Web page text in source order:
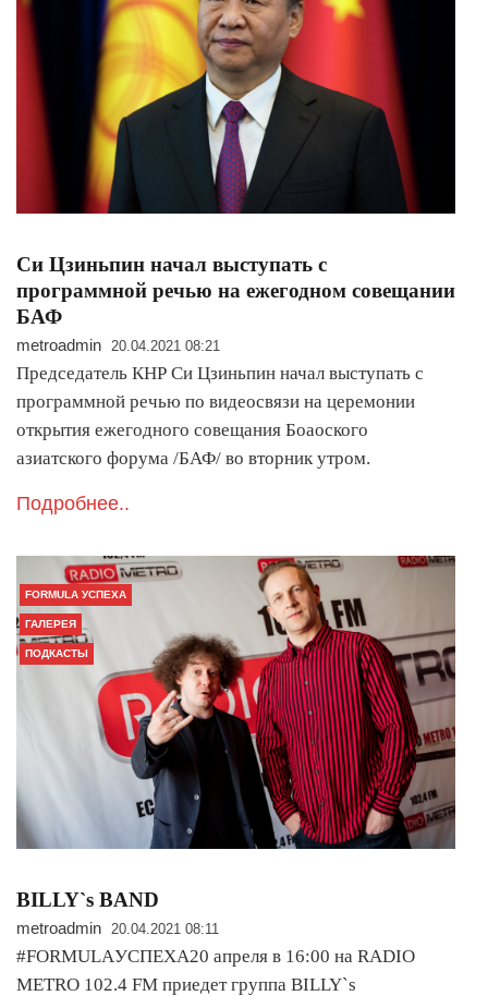
Си Цзиньпин начал выступать с
программной речью на ежегодном совещании
БАФ
metroadmin 20.04.2021 08:21
Председатель КНР Си Цзиньпин начал выступать с
программной речью по видеосвязи на церемонии
открытия ежегодного совещания Боаоского
азиатского форума /БАФ/ во вторник утром.
Подробнее..
FORMULA УСПЕХА
ГАЛЕРЕЯ
ПОДКАСТЫ
BILLY`s BAND
metroadmin 20.04.2021 08:11
#FORMULAУСПЕХА20 апреля в 16:00 на RADIO
METRO 102.4 FM приедет группа BILLY`s